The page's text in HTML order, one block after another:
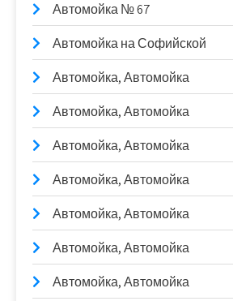
Автомойка № 67
Автомойка на Софийской
Автомойка, Автомойка
Автомойка, Автомойка
Автомойка, Автомойка
Автомойка, Автомойка
Автомойка, Автомойка
Автомойка, Автомойка
Автомойка, Автомойка